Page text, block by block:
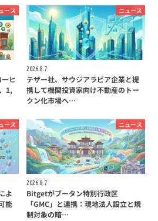
ース
ヒ
1,
ニュース
2026.8.7
テザー社、サウジアラビア企業と提
携して機関投資家向け不動産のトー
クン化市場へ…
ース
よ
能
ニュース
2026.8.7
Bitgetがブータン特別行政区
「GMC」と連携：現地法人設立と規
制対象の暗…